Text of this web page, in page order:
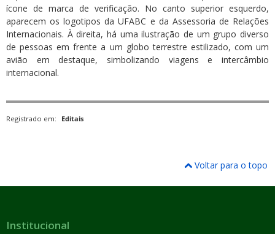
ícone de marca de verificação. No canto superior esquerdo,
aparecem os logotipos da UFABC e da Assessoria de Relações
Internacionais. À direita, há uma ilustração de um grupo diverso
de pessoas em frente a um globo terrestre estilizado, com um
avião em destaque, simbolizando viagens e intercâmbio
internacional.
Registrado em: Editais
Voltar para o topo
Institucional